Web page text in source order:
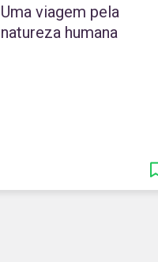
Uma viagem pela
natureza humana